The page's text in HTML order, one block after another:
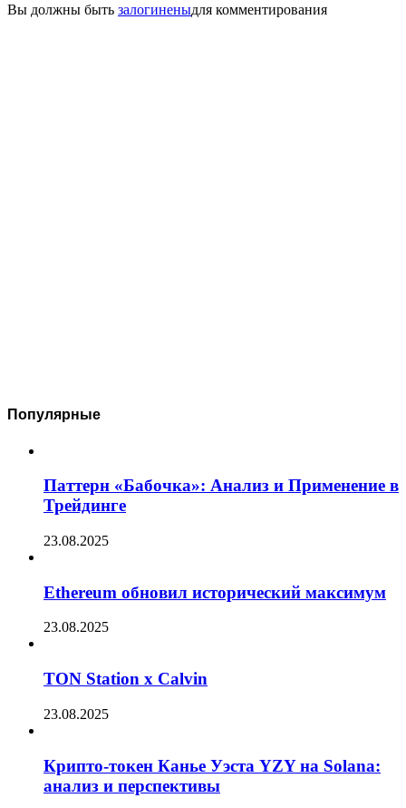
Вы должны быть залогиненыдля комментирования
Популярные
Паттерн «Бабочка»: Анализ и Применение в
Трейдинге
23.08.2025
Ethereum обновил исторический максимум
23.08.2025
TON Station x Calvin
23.08.2025
Крипто-токен Канье Уэста YZY на Solana:
анализ и перспективы